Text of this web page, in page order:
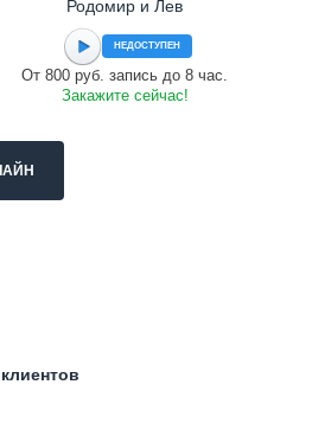
Родомир и Лев
НЕДОСТУПЕН
От 800 руб. запись до 8 час.
Закажите сейчас!